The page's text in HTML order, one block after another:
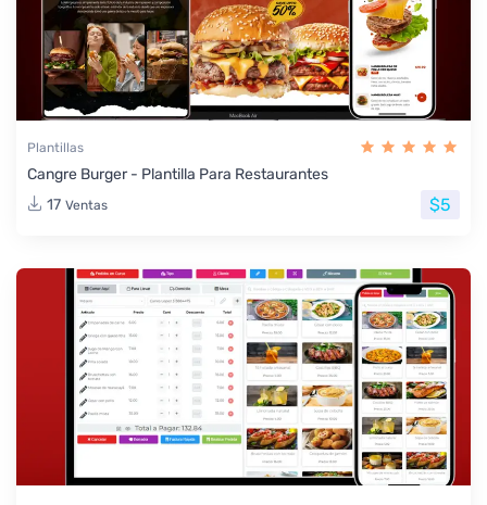
Plantillas
Cangre Burger - Plantilla Para Restaurantes
17 Ventas $5